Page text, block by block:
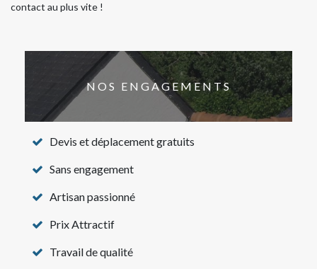
contact au plus vite !
NOS ENGAGEMENTS
Devis et déplacement gratuits
Sans engagement
Artisan passionné
Prix Attractif
Travail de qualité